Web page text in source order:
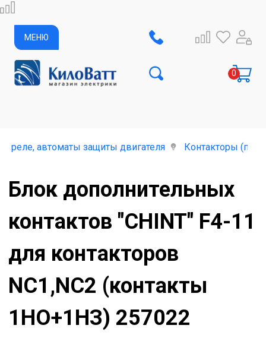
МЕНЮ
реле, автоматы защиты двигателя Контакторы
Блок дополнительных
контактов "CHINT" F4-11
для контакторов
NC1,NC2 (контакты
1НО+1НЗ) 257022